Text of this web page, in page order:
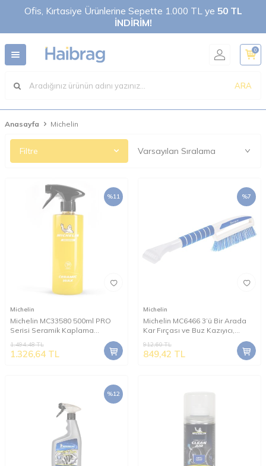
Ofis, Kırtasiye Ürünlerine Sepette 1.000 TL ye 50 TL
İNDİRİM!
ARA
0
Anasayfa Michelin
Filtre
%11
Michelin
Michelin MC33580 500ml PRO
Serisi Seramik Kaplama
1.494,48TL
1.326,64 TL
%7
Michelin
Michelin MC6466 3’ü Bir Arada
Kar Fırçası ve Buz Kazıyıcı,
912,60TL
849,42 TL
%12